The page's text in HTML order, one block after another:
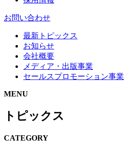
お問い合わせ
最新トピックス
お知らせ
会社概要
メディア・出版事業
セールスプロモーション事業
MENU
トピックス
CATEGORY